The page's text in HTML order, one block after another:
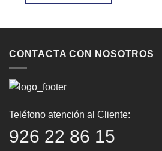
CONTACTA CON NOSOTROS
Teléfono atención al Cliente:
926 22 86 15